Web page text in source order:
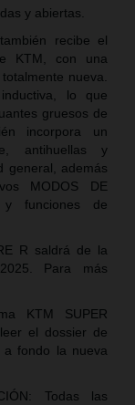
y abiertas.
recibe el
KTM, con una
nueva.
lo que
gruesos de
incorpora un
antihuellas y
general, además
MODOS DE
y funciones de
R saldrá de la
Para más
KTM SUPER
el dossier de
fondo la nueva
Todas las